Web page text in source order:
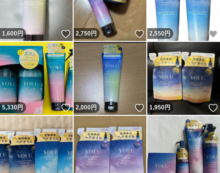
1,600円 いいね！
2,750円 いいね！
2,550円
5,330円 いいね！
2,000円 いいね！
1,950円